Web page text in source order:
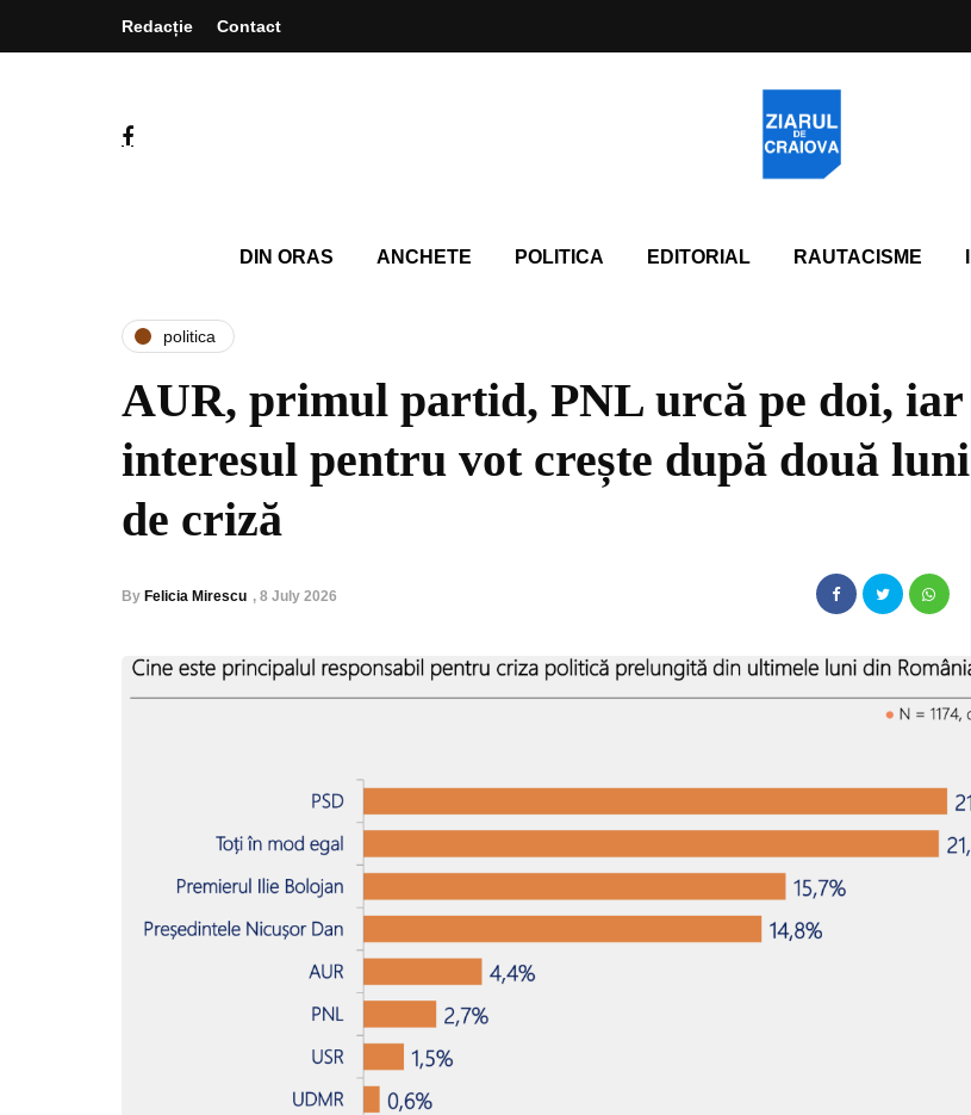
Redacție Contact
DIN ORAS ANCHETE POLITICA EDITORIAL RAUTACISME
politica
AUR, primul partid, PNL urcă pe doi, iar
interesul pentru vot crește după două luni
de criză
By Felicia Mirescu , 8 July 2026